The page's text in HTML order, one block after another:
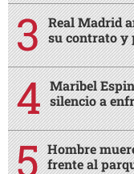
Real Madrid
su contrato y
Maribel
silencio a
Hombre
frente al